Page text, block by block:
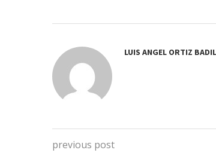
LUIS ANGEL ORTIZ
previous post